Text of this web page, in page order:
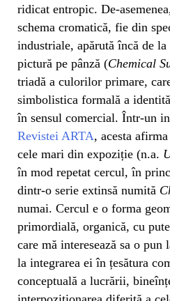
ridicat entropic. De-
schema cromatică, fie din
industriale, apărută încă de
pictură pe pânză (Chemical
triadă a culorilor primare,
simbolistica formală a
în sensul comercial. Într-un
Revistei ARTA, acesta
cele mari din expoziție (n.a.
în mod repetat cercul, în
dintr-o serie extinsă numită
numai. Cercul e o forma
primordială, organică, cu
care mă interesează sa o
la integrarea ei în țesătura
conceptuală a lucrării,